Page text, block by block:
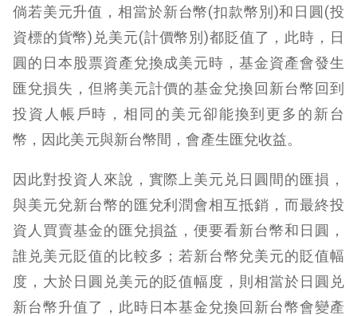
倘若美元升值，相當於新台幣(扣款幣別)和日圓(投
資標的貨幣)兑美元(計價幣別)都貶值了，此時，日
圓的日本股票資產兌換成美元時，基金資產會發生
匯兌損失，但將美元計價的基金兌換回新台幣回到
投資人帳戶時，相同的美元卻能換到更多的新台
幣，因此美元與新台幣間，會產生匯兌收益。
因此對投資人來說，實際上美元兑日圓間的匯損，
與美元兌新台幣的匯兌利潤會相互抵銷，而最終投
資人買賣基金的匯兌損益，便要看新台幣和日圓，
誰兑美元貶值的比較多；若新台幣兌美元的貶值幅
度，大於日圓兑美元的貶值幅度，則相當於日圓兑
新台幣升值了，此時日本基金兌換回新台幣會變產